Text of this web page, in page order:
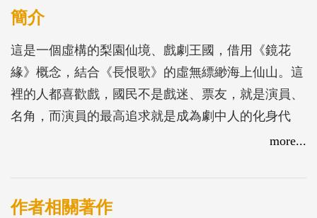
簡介
這是一個虛構的梨園仙境、戲劇王國，借用《鏡花
緣》概念，結合《長恨歌》的虛無縹緲海上仙山。這
裡的人都喜歡戲，國民不是戲迷、票友，就是演員、
名角，而演員的最高追求就是成為劇中人的化身代
言，一旦擁有代表作被尊為「活某某 (例如活張飛，
都可合為一。因此，梨園仙山裡行走的不是西施、梅
妃，就是趙氏孤兒，每個角色都希望自己被演得更生
more...
作者相關著作